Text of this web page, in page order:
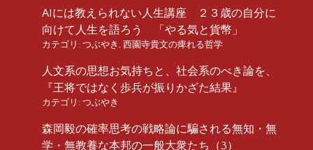
AIには教えられない人生講座 ２３歳の自分に
向けて人生を語ろう 「やる気と貨幣」
カテゴリ: つぶやき , 西園寺貴文の痺れる哲学
人文系の思想お気持ちと、社会系のべき論を、
『王将ではなく歩兵が振りかざた結果』
カテゴリ: つぶやき
森岡毅の確率思考の戦略論に騙される無知・無
学・無教養な本邦の一般大衆たち（3）